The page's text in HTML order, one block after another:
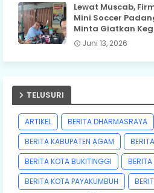
Lewat Muscab,
Mini Soccer
Minta Giatkan
Juni 13, 2026
TELUSURI
ARTIKEL
BERITA DHARMASRAYA
BERITA KABUPATEN AGAM
BERITA KOTA BUKITINGGI
BERITA KOTA PAYAKUMBUH